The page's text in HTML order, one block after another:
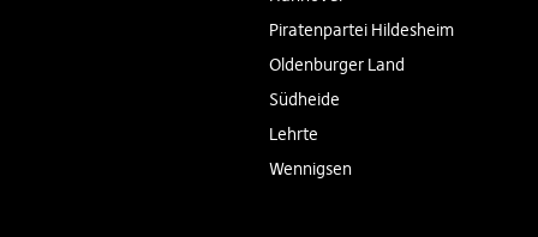
Piratenpartei Hildesheim
Oldenburger Land
Südheide
Lehrte
Wennigsen